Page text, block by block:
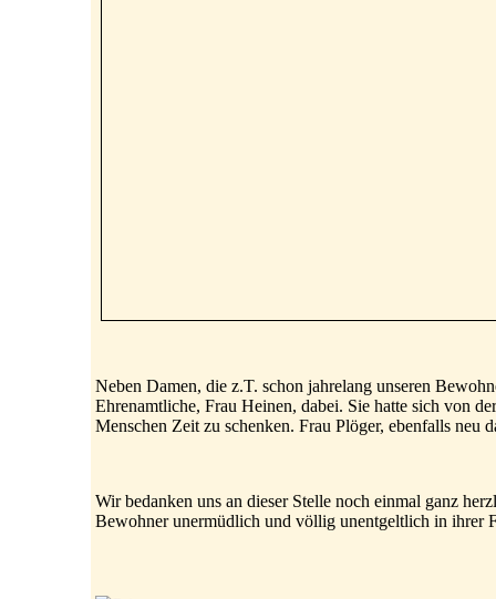
Neben Damen, die z.T. schon jahrelang unseren
Ehrenamtliche, Frau Heinen, dabei. Sie hatte sich von
Menschen Zeit zu schenken. Frau Plöger, ebenfalls neu
Wir bedanken uns an dieser Stelle noch einmal ganz
Bewohner unermüdlich und völlig unentgeltlich in ihrer